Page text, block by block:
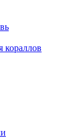
кораллов